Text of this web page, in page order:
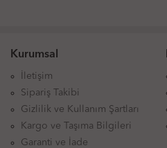
Kurumsal
İletişim
Sipariş Takibi
Gizlilik ve Kullanım Şartları
Kargo ve Taşıma Bilgileri
Garanti ve İade